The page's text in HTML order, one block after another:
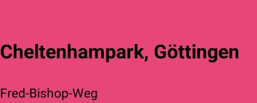
Cheltenhampark, Göttingen
Fred-Bishop-Weg